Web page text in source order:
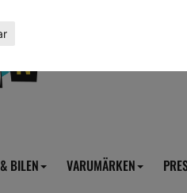
BILEN VARUMÄRKEN